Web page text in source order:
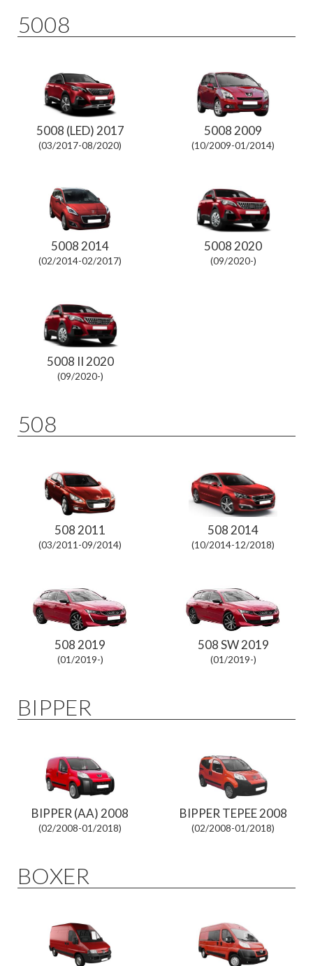
5008
5008 (LED) 2017
(03/2017-08/2020)
5008 2009
(10/2009-01/2014)
5008 2014
(02/2014-02/2017)
5008 2020
(09/2020-)
5008 II 2020
(09/2020-)
508
508 2011
(03/2011-09/2014)
508 2014
(10/2014-12/2018)
508 2019
(01/2019-)
508 SW 2019
(01/2019-)
BIPPER
BIPPER (AA) 2008
(02/2008-01/2018)
BIPPER TEPEE 2008
(02/2008-01/2018)
BOXER